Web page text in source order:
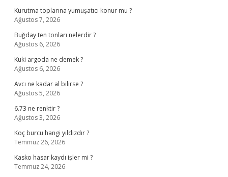
Kurutma toplarına yumuşatıcı konur mu ?
Ağustos 7, 2026
Buğday ten tonları nelerdir ?
Ağustos 6, 2026
Kuki argoda ne demek ?
Ağustos 6, 2026
Avcı ne kadar al bilirse ?
Ağustos 5, 2026
6.73 ne renktir ?
Ağustos 3, 2026
Koç burcu hangi yıldızdır ?
Temmuz 26, 2026
Kasko hasar kaydı işler mi ?
Temmuz 24, 2026